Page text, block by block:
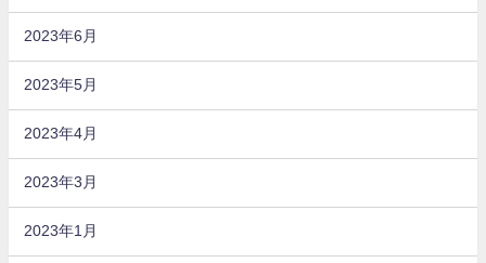
2023年6月
2023年5月
2023年4月
2023年3月
2023年1月